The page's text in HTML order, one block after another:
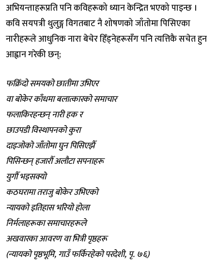
अभियन्ताहरूप्रति पनि कविहरूको ध्यान केन्द्रित भएको पाइन्छ ।
कवि सयपत्री थुलुङ्ग विगतबाट नै शोषणको जाँतोमा पिसिएका
नारीहरूले आधुनिक नारा बेचेर हिँड्नेहरूसँग पनि त्यत्तिकै सचेत हुन
आह्वान गरेकी छन्;
फक्रिँदो समयको छातीमा उभिएर
वा बोकेर काँधमा बलात्कारको समाचार
फलाकिरहन्छन् नारी हक र
छाउपडी विस्थापनको कुरा
दाइजोको जाँतोमा घुन पिसिएझैँ
पिसिन्छन् हजारौँ अलौटा सपनाहरू
युगौँ भइसक्यो
कठघरामा तराजु बोकेर उभिएको
न्यायको इतिहास भरियो होला
निर्मलाहरूका समाचारहरूले
अखवारका आवरण वा भित्री पृष्ठहरू
(न्यायको पृष्ठभूमि, गाउँ फर्किरहेको परदेशी, पृ. ७६)